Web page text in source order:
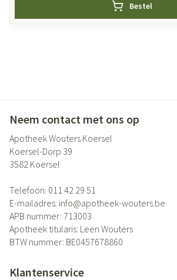
Bestel
Neem contact met ons op
Apotheek Wouters Koersel
Koersel-Dorp 39
3582 Koersel
Telefoon: 011 42 29 51
E-mailadres: info@apotheek-wouters.be
APB nummer: 713003
Apotheek titularis: Leen Wouters
BTW nummer: BE0457678860
Klantenservice